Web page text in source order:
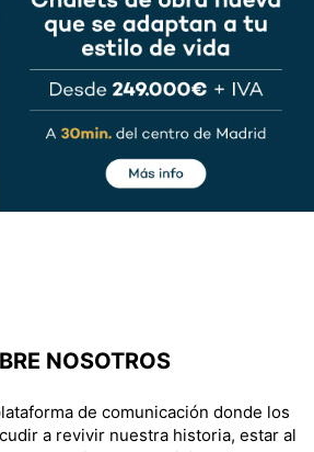
NOSOTROS
de comunicación donde los
a revivir nuestra historia, estar al